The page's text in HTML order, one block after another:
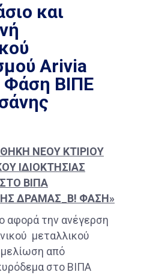
και
Arivia
Φάση ΒΙΠΕ
ΝΕΟΥ ΚΤΙΡΙΟΥ
ΙΔΙΟΚΤΗΣΙΑΣ
ΣΤΟ ΒΙΠΑ
ΔΡΑΜΑΣ_Β! ΦΑΣΗ»
αφορά την ανέγερση
μεταλλικού
από
στο ΒΙΠΑ